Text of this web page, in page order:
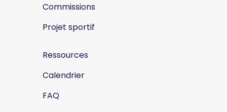
Commissions
Projet sportif
Ressources
Calendrier
FAQ